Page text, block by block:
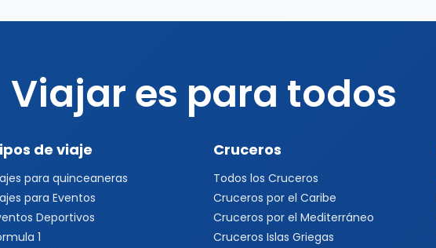
Viajar es para todos
de viaje
para quinceaneras
para Eventos
Deportivos
1
Cruceros
Todos los Cruceros
Cruceros por el Caribe
Cruceros por el Mediterráneo
Cruceros Islas Griegas